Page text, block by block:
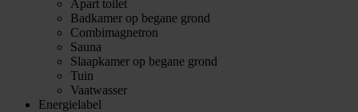
Apart toilet
Badkamer op begane grond
Combimagnetron
Sauna
Slaapkamer op begane grond
Tuin
Vaatwasser
Energielabel